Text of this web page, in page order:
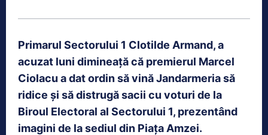
Primarul Sectorului 1 Clotilde Armand, a
acuzat luni dimineață că premierul Marcel
Ciolacu a dat ordin să vină Jandarmeria să
ridice şi să distrugă sacii cu voturi de la
Biroul Electoral al Sectorului 1, prezentând
imagini de la sediul din Piața Amzei.